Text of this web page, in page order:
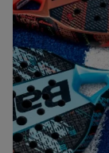
análises